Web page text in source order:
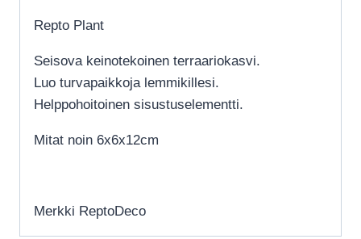
Repto Plant
Seisova keinotekoinen terraariokasvi.
Luo turvapaikkoja lemmikillesi.
Helppohoitoinen sisustuselementti.
Mitat noin 6x6x12cm
Merkki ReptoDeco